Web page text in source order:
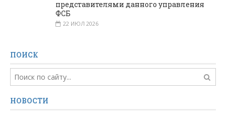
представителями данного управления
ФСБ
22 ИЮЛ 2026
ПОИСК
НОВОСТИ